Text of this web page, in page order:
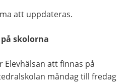
att uppdateras.
skolorna
Elevhälsan att finnas på
måndag till fredag